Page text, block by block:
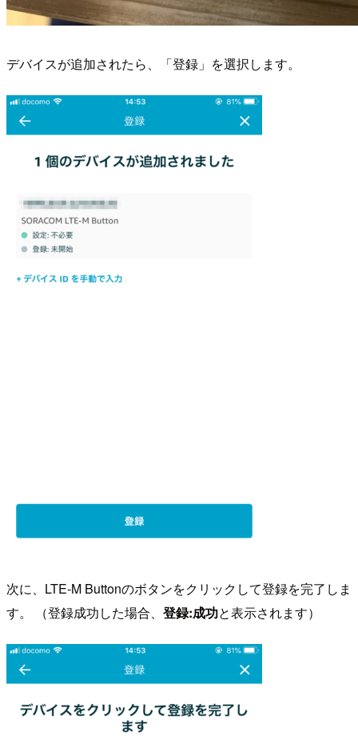
デバイスが追加されたら、「登録」を選択します。
次に、LTE-M Buttonのボタンをクリックして登録を完了しま
す。 （登録成功した場合、 登録:成功と表示されます）